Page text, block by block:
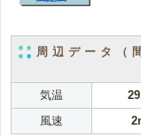
周辺データ（
気温
風速